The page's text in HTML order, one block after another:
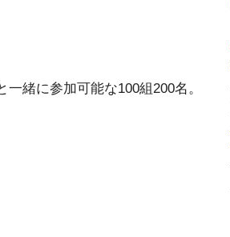
緒に参加可能な100組200名。